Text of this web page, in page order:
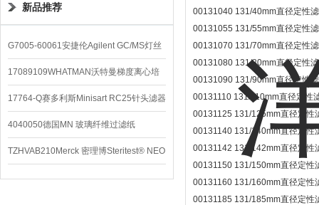
新品推荐
G7005-60061安捷伦Agilent GC/MS灯丝
配件
17089109WHATMAN沃特曼梯度离心培
养基
17764-Q赛多利斯Minisart RC25针头滤器
4040050德国MN 玻璃纤维过滤纸
TZHVAB210Merck 密理博Steritest® NEO
设备
00131040 131/40mm直径定性
00131055 131/55mm直径定性
00131070 131/70mm直径定性
00131080 131/80mm直径定性
00131090 131/90mm直径定性
00131110 131/110mm直径定性
00131125 131/125mm直径定性
00131140 131/140mm直径定性
00131142 131/142mm直径定性
00131150 131/150mm直径定性
00131160 131/160mm直径定性
00131185 131/185mm直径定性